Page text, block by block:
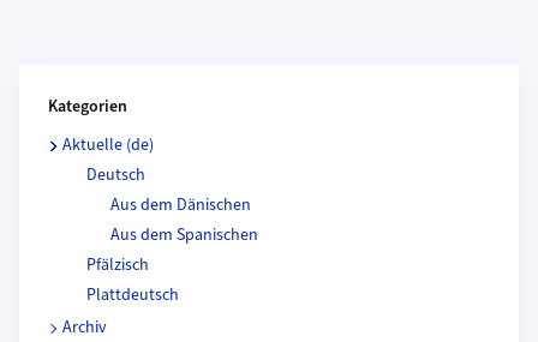
Kategorien
Aktuelle (de)
Deutsch
Aus dem Dänischen
Aus dem Spanischen
Pfälzisch
Plattdeutsch
Archiv